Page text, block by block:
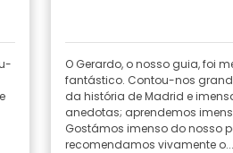
O Gerardo, o nosso guia, foi
fantástico. Contou-nos
da história de Madrid e
anedotas; aprendemos
Gostámos imenso do nosso
recomendamos vivamente o...